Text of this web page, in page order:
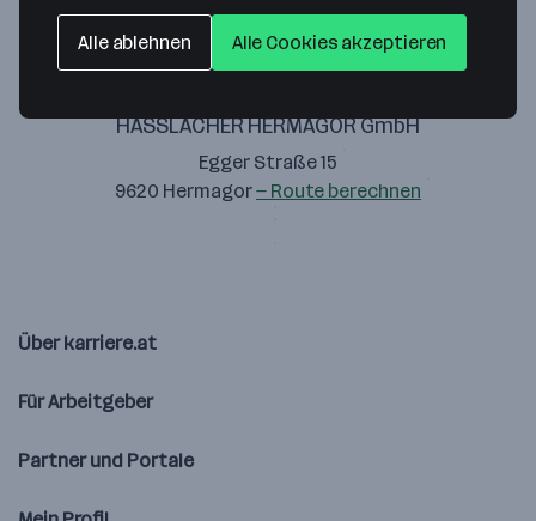
HASSLACHER HERMAGOR GmbH
Egger Straße 15
9620 Hermagor— Route berechnen
Über karriere.at
Für Arbeitgeber
Partner und Portale
Alle ablehnen Alle Cookies akzeptieren